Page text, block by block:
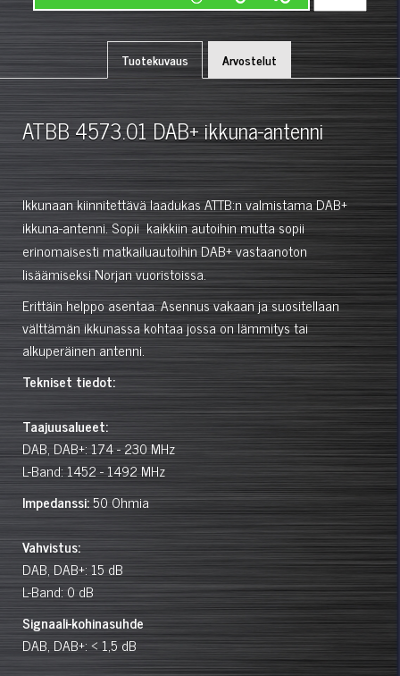
Tuotekuvaus Arvostelut
ATBB 4573.01 DAB+ ikkuna-antenni
Ikkunaan kiinnitettävä laadukas ATTB:n valmistama DAB+
ikkuna-antenni. Sopii kaikkiin autoihin mutta sopii
erinomaisesti matkailuautoihin DAB+ vastaanoton
lisäämiseksi Norjan vuoristoissa.
Erittäin helppo asentaa. Asennus vakaan ja suositellaan
välttämän ikkunassa kohtaa jossa on lämmitys tai
alkuperäinen antenni.
Tekniset tiedot:
Taajuusalueet:
DAB, DAB+: 174 - 230 MHz
L-Band: 1452 - 1492 MHz
Impedanssi:50 Ohmia
Vahvistus:
DAB, DAB+: 15 dB
L-Band: 0 dB
Signaali-kohinasuhde
DAB, DAB+: < 1,5 dB